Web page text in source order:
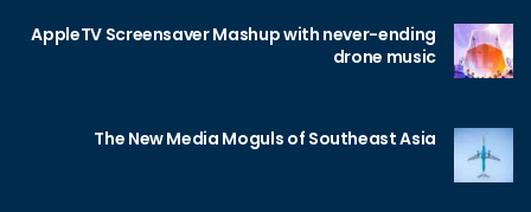
AppleTV Screensaver Mashup with never-ending
drone music
The New Media Moguls of Southeast Asia